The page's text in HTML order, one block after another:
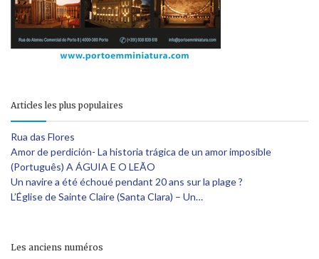
Articles les plus populaires
Rua das Flores
Amor de perdición- La historia trágica de un amor imposible
(Português) A ÁGUIA E O LEÃO
Un navire a été échoué pendant 20 ans sur la plage ?
L’Église de Sainte Claire (Santa Clara) – Un…
Les anciens numéros